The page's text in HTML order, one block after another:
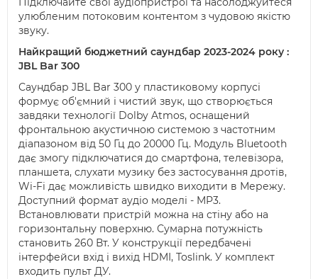
улюбленим потоковим контентом з чудовою якістю
звуку.
Найкращий бюджетний саундбар 2023-2024 року :
JBL Bar 300
Саундбар JBL Bar 300 у пластиковому корпусі
формує об'ємний і чистий звук, що створюється
завдяки технології Dolby Atmos, оснащений
фронтальною акустичною системою з частотним
діапазоном від 50 Гц до 20000 Гц. Модуль Bluetooth
дає змогу підключатися до смартфона, телевізора,
планшета, слухати музику без застосування дротів,
Wi-Fi дає можливість швидко виходити в Мережу.
Доступний формат аудіо моделі - MP3.
Встановлювати пристрій можна на стіну або на
горизонтальну поверхню. Сумарна потужність
становить 260 Вт. У конструкції передбачені
інтерфейси вхід і вихід HDMI, Toslink. У комплект
входить пульт ДУ.